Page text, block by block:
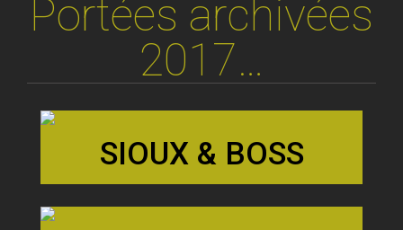
Portées archivées
2017…
SIOUX & BOSS